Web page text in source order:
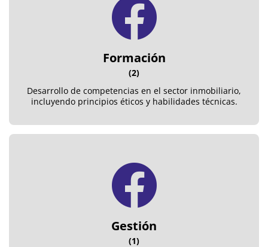
Formación
(2)
Desarrollo de competencias en el sector inmobiliario,
incluyendo principios éticos y habilidades técnicas.
Gestión
(1)